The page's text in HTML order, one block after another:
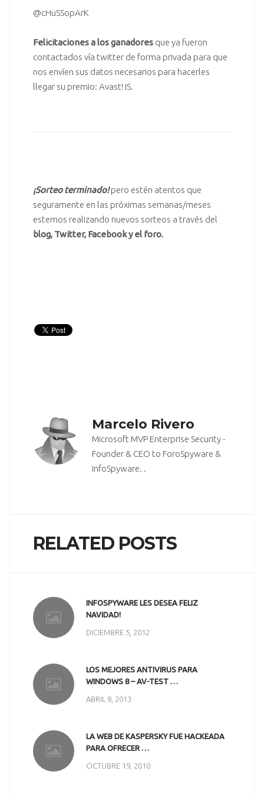
@cHuSSopArK
Felicitaciones a los ganadoresque ya fueron
contactados vía twitterde forma privada para que
nos envíen sus datos necesarios para hacerles
llegar su premio: Avast! IS.
¡Sorteo terminado!pero estén atentos que
seguramente en las próximas semanas/meses
estemos realizando nuevos sorteos a través del
blog, Twitter, Facebooky el foro.
Marcelo Rivero
Microsoft MVP Enterprise Security -
Founder & CEO to ForoSpyware &
InfoSpyware. .
RELATED POSTS
INFOSPYWARE LES DESEA FELIZ
NAVIDAD!
DICIEMBRE 5, 2012
LOS MEJORES ANTIVIRUS PARA
WINDOWS 8 – AV-TEST …
ABRIL 8, 2013
LA WEB DE KASPERSKY FUE HACKEADA
PARA OFRECER …
OCTUBRE 19, 2010